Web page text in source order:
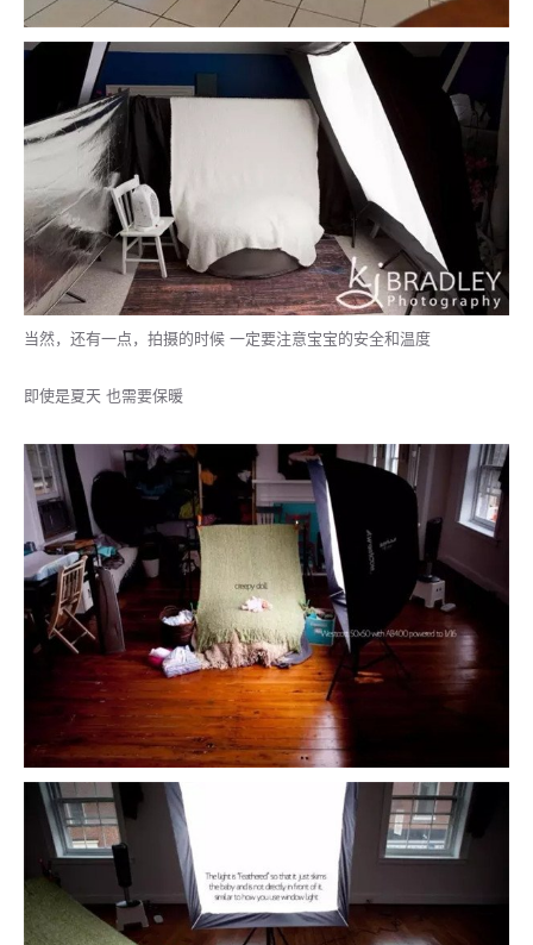
当然，还有一点，拍摄的时候 一定要注意宝宝的安全和温度
即使是夏天 也需要保暖